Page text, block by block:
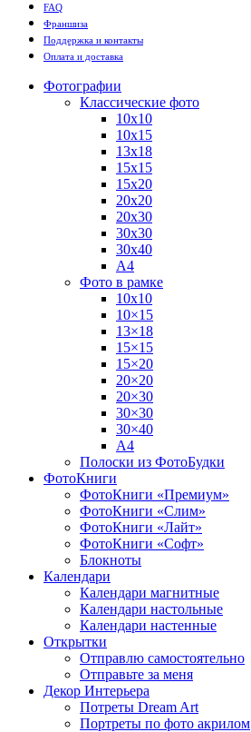
FAQ
Франшиза
Поддержка и контакты
Оплата и доставка
Фотографии
Классические фото
10х10
10х15
13х18
15х15
15х20
20х20
20х30
30х30
30х40
А4
Фото в рамке
10х10
10×15
13×18
15×15
15×20
20×20
20×30
30×30
30×40
A4
Полоски из ФотоБудки
ФотоКниги
ФотоКниги «Премиум»
ФотоКниги «Слим»
ФотоКниги «Лайт»
ФотоКниги «Софт»
Блокноты
Календари
Календари магнитные
Календари настольные
Календари настенные
Открытки
Отправлю самостоятельно
Отправьте за меня
Декор Интерьера
Потреты Dream Art
Портреты по фото акрилом